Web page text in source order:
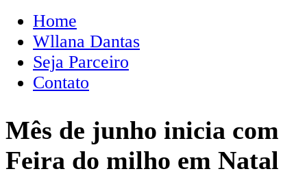
Home
Wllana Dantas
Seja Parceiro
Contato
Mês de junho inicia com
Feira do milho em Natal